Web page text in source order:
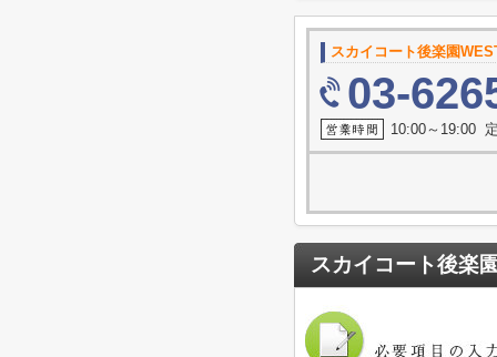
スカイコート後楽園
03-
10:00～19:00
スカイコート後楽